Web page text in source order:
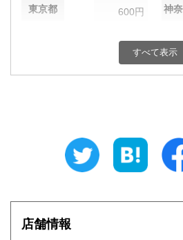
東京都 600円 神
600円 富
600円 三
大阪府
すべて表示
店舗情報